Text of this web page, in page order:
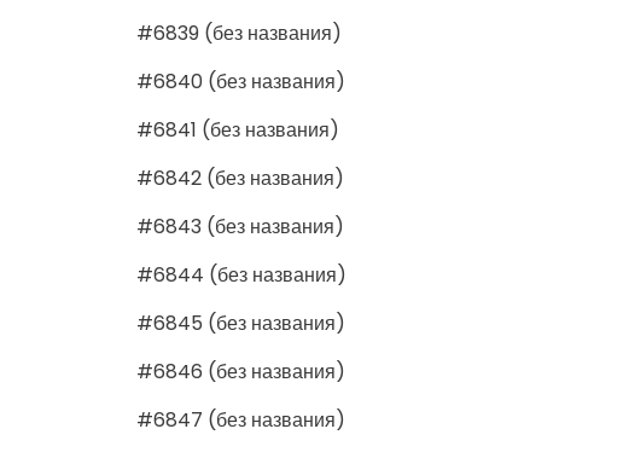
#6839 (без названия)
#6840 (без названия)
#6841 (без названия)
#6842 (без названия)
#6843 (без названия)
#6844 (без названия)
#6845 (без названия)
#6846 (без названия)
#6847 (без названия)